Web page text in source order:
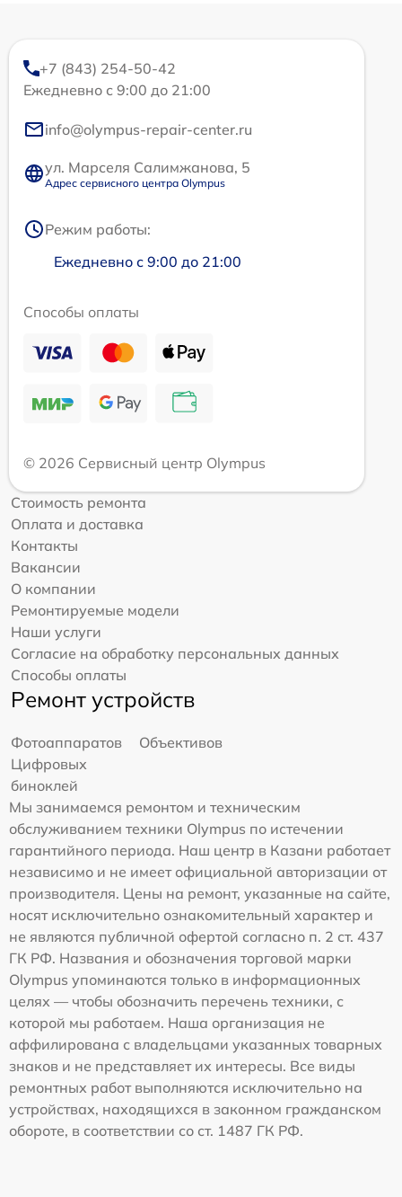
+7 (843) 254-50-42
Ежедневно с 9:00 до 21:00
info@olympus-repair-center.ru
ул. Марселя Салимжанова, 5
Адрес сервисного центра Olympus
Режим работы:
Ежедневно с 9:00 до 21:00
Способы оплаты
© 2026 Сервисный центр Olympus
Стоимость ремонта
Оплата и доставка
Контакты
Вакансии
О компании
Ремонтируемые модели
Наши услуги
Согласие на обработку персональных данных
Способы оплаты
Ремонт устройств
Фотоаппаратов
Объективов
Цифровых
биноклей
Мы занимаемся ремонтом и техническим
обслуживанием техники Olympus по истечении
гарантийного периода. Наш центр в Казани работает
независимо и не имеет официальной авторизации от
производителя. Цены на ремонт, указанные на сайте,
носят исключительно ознакомительный характер и
не являются публичной офертой согласно п. 2 ст. 437
ГК РФ. Названия и обозначения торговой марки
Olympus упоминаются только в информационных
целях — чтобы обозначить перечень техники, с
которой мы работаем. Наша организация не
аффилирована с владельцами указанных товарных
знаков и не представляет их интересы. Все виды
ремонтных работ выполняются исключительно на
устройствах, находящихся в законном гражданском
обороте, в соответствии со ст. 1487 ГК РФ.